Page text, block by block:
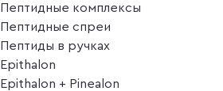
Пептидные комплексы
Пептидные спреи
Пептиды в ручках
Epithalon
Epithalon + Pinealon